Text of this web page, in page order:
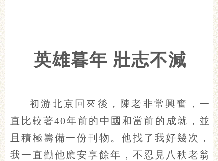
英雄暮年 壯志不減
初游北京回來後，陳老非常興奮，一
直比較著40年前的中國和當前的成就，並
且積極籌備一份刊物。他找了我好幾次，
我一直勸他應安享餘年，不忍見八秩老翁